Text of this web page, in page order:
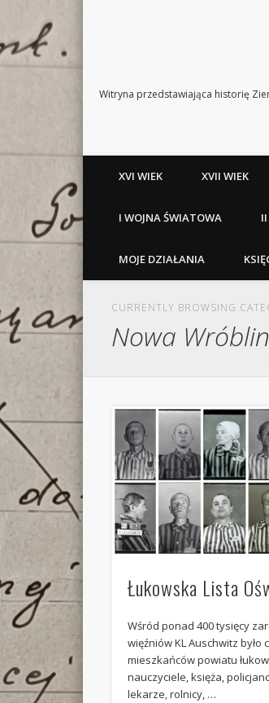
Witryna przedstawiająca historię
XVI WIEK XVII WIEK
I WOJNA ŚWIATOWA
MOJE DZIAŁANIA
CURRENTLY BROWSING
Nowa
Łukowska Lista
Wśród ponad 400 tysięcy
więźniów KL Auschwitz
mieszkańców powiatu
nauczyciele, księża,
lekarze, rolnicy, …